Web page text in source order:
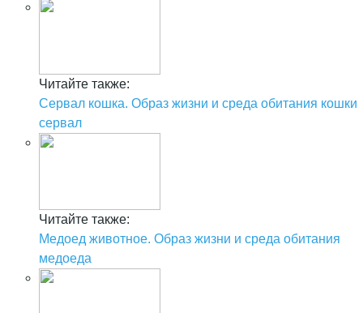
Читайте также:
Сервал кошка. Образ жизни и среда обитания кошки
сервал
Читайте также:
Медоед животное. Образ жизни и среда обитания
медоеда